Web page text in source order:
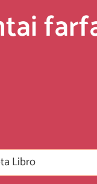
Libro